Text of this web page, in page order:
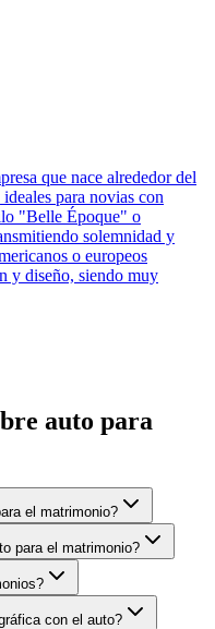
que nace alrededor del
para novias con
"Belle Époque" o
solemnidad y
o europeos
y diseño, siendo muy
auto para
el matrimonio?
para el matrimonio?
con el auto?